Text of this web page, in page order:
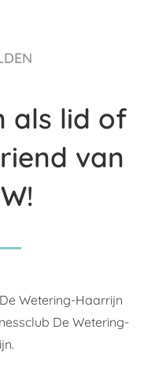
als lid of
van
Wetering-Haarrijn
De Wetering-